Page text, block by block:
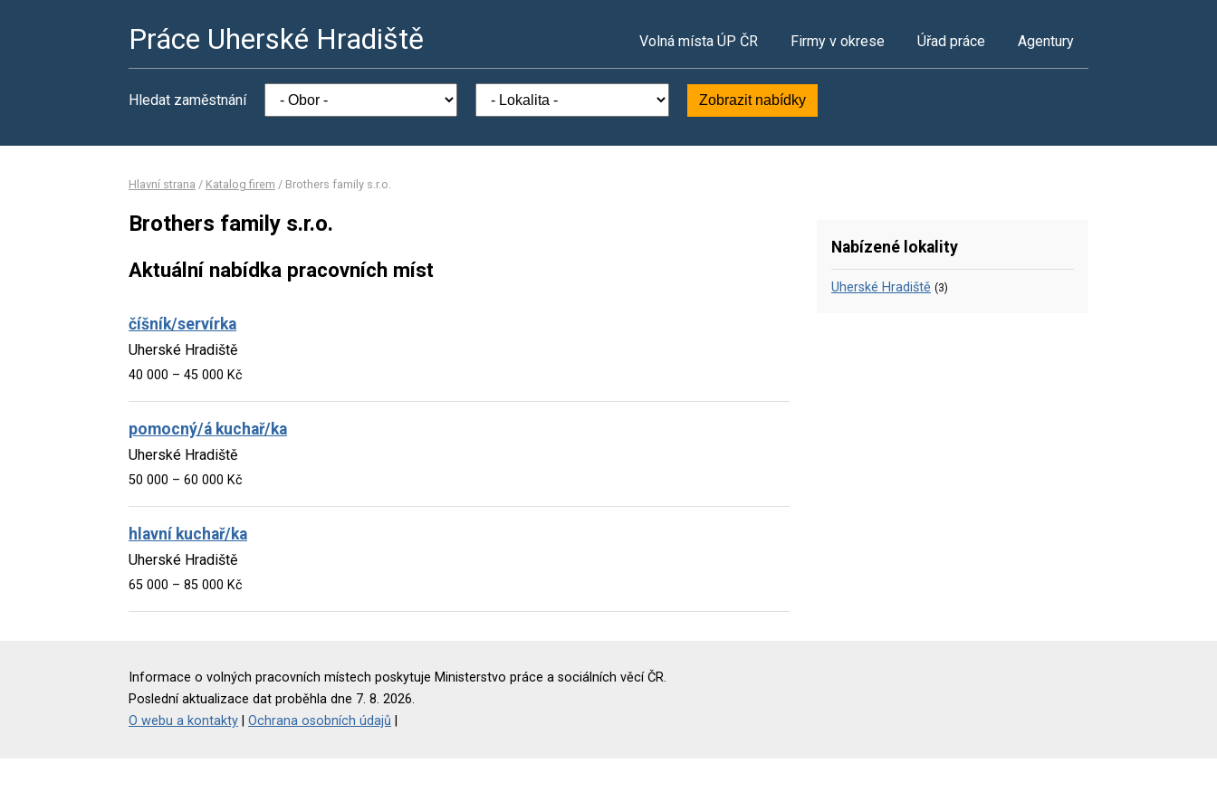
Práce Uherské Hradiště Volná místa ÚP ČR Firmy v okrese Úřad práce Agentury
Hledat zaměstnání Zobrazit nabídky
Hlavní strana / Katalog firem / Brothers family s.r.o.
Brothers family s.r.o.
Aktuální nabídka pracovních míst
číšník/servírka
Uherské Hradiště
40 000 – 45 000 Kč
pomocný/á kuchař/ka
Uherské Hradiště
50 000 – 60 000 Kč
hlavní kuchař/ka
Uherské Hradiště
65 000 – 85 000 Kč
Nabízené lokality
Uherské Hradiště (3)
Informace o volných pracovních místech poskytuje Ministerstvo práce a sociálních věcí ČR.
Poslední aktualizace dat proběhla dne 7. 8. 2026.
O webu a kontakty
Ochrana osobních údajů